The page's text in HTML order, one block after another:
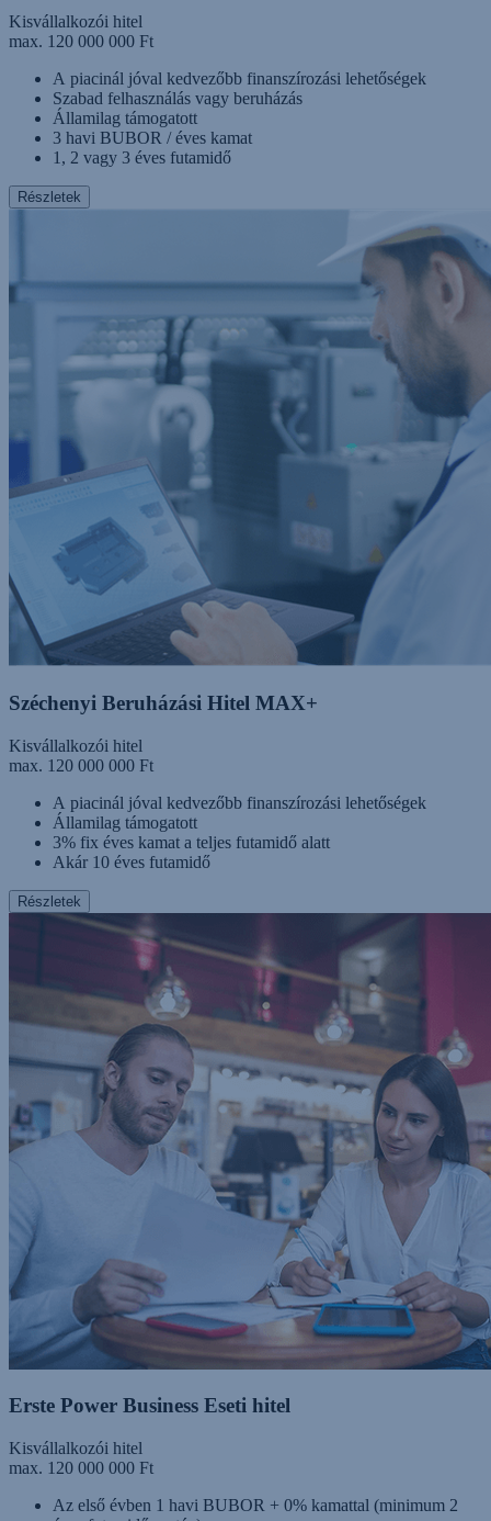
Kisvállalkozói hitel
max. 120 000 000 Ft
A piacinál jóval kedvezőbb finanszírozási lehetőségek
Szabad felhasználás vagy beruházás
Államilag támogatott
3 havi BUBOR / éves kamat
1, 2 vagy 3 éves futamidő
Részletek
Széchenyi Beruházási Hitel MAX+
Kisvállalkozói hitel
max. 120 000 000 Ft
A piacinál jóval kedvezőbb finanszírozási lehetőségek
Államilag támogatott
3% fix éves kamat a teljes futamidő alatt
Akár 10 éves futamidő
Részletek
Erste Power Business Eseti hitel
Kisvállalkozói hitel
max. 120 000 000 Ft
Az első évben 1 havi BUBOR + 0% kamattal (minimum 2